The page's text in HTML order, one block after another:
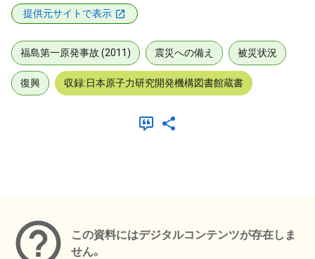
提供元サイトで表示
福島第一原発事故 (2011) 震災への備え 被災状況
復興 収録:日本原子力研究開発機構図書館蔵書
この資料にはデジタルコンテンツが存在しま
せん。